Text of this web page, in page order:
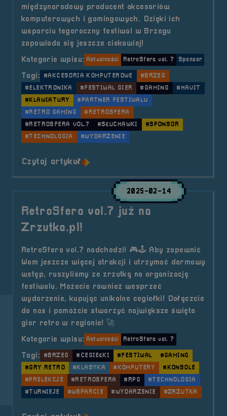
międzynarodowy producent akcesoriów
komputerowych i gamingowych. Dzięki ich
wsparciu tegoroczny festiwal w Brzegu
zapowiada się jeszcze ciekawiej!
Kategorie wpisu: Aktualności RetroSfera vol. 7 Sponsor
Tagi: #AKCESORIA KOMPUTEROWE
#BRZEG
#ELEKTRONIKA
#FESTIWAL GIER #GAMING
#HAVIT
#KLAWIATURY
#PARTNER FESTIWALU
#RETRO GAMING
#RETROSFERA
#RETROSFERA VOL.7
#SŁUCHAWKI
#SPONSOR
#TECHNOLOGIA
#WYDARZENIE
Czytaj artykuło tytule Sponsor &#8211; HAVIT
2025-02-14
RetroSfera vol.7 już na
Zrzutka.pl!
RetroSfera vol.7 nadchodzi! 🎮🕹️ Aby zapewnić
Wam jeszcze więcej atrakcji i utrzymać darmowy
wstęp, ruszyliśmy ze zrzutką na organizację
festiwalu. Możecie również wesprzeć
wydarzenie, kupując unikalne cegiełki! Dołączcie
do nas i pomóżcie stworzyć największe święto
gier retro w regionie! 🚀
Kategorie wpisu: Aktualności RetroSfera vol. 7
Tagi: #BRZEG #CEGIEŁKI #FESTIWAL
#GAMING
#GRY RETRO
#KLASYKA #KOMPUTERY
#KONSOLE
#PRELEKCJE
#RETROSFERA #RPG
#TECHNOLOGIA
#TURNIEJE
#WSPARCIE #WYDARZENIE #ZRZUTKA